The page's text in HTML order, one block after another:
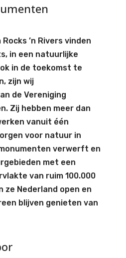
’n Rivers vinden
in een natuurlijke
in de toekomst te
zijn wij
de Vereniging
Zij hebben meer dan
vanuit één
voor natuur in
verwerft en
met een
van ruim 100.000
ze Nederland open en
blijven genieten van